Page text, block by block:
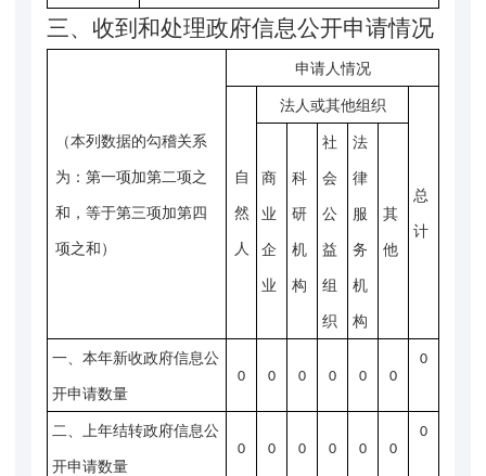
三、收到和处理政府信息公开申请情况
（本列数据的勾稽关系
为：第一项加第二项之
和，等于第三项加第四
项之和）
申请人情况
自
然
人
法人或其他组织
总
计
商
业
企
业
科
研
机
构
社
会
公
益
组
织
法
律
服
务
机
构
其
他
一、本年新收政府信息公
开申请数量
0 0 0 0 0 0
0
二、上年结转政府信息公
开申请数量
0 0 0 0 0 0
0